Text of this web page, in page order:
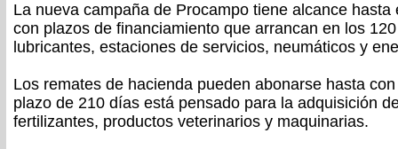
La nueva campaña de Procampo tiene alcance
con plazos de financiamiento que arrancan en los
lubricantes, estaciones de servicios, neumáticos y
Los remates de hacienda pueden abonarse hasta
plazo de 210 días está pensado para la adquisición
fertilizantes, productos veterinarios y maquinarias.